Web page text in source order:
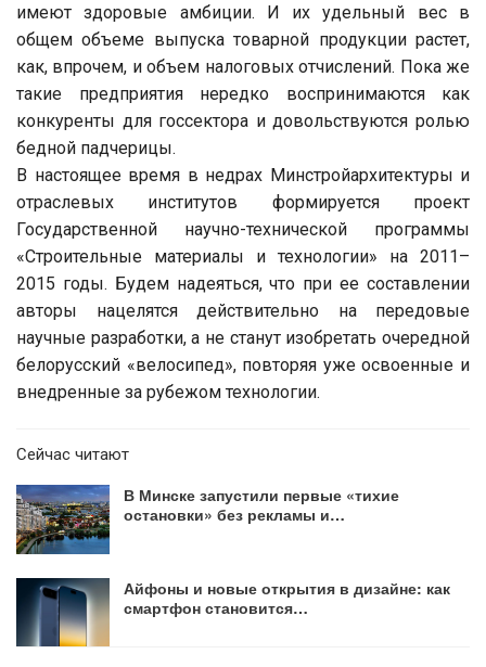
имеют здоровые амбиции. И их удельный вес в
общем объеме выпуска товарной продукции растет,
как, впрочем, и объем налоговых отчислений. Пока же
такие предприятия нередко воспринимаются как
конкуренты для госсектора и довольствуются ролью
бедной падчерицы.
В настоящее время в недрах Минстройархитектуры и
отраслевых институтов формируется проект
Государственной научно-технической программы
«Строительные материалы и технологии» на 2011–
2015 годы. Будем надеяться, что при ее составлении
авторы нацелятся действительно на передовые
научные разработки, а не станут изобретать очередной
белорусский «велосипед», повторяя уже освоенные и
внедренные за рубежом технологии.
Сейчас читают
В Минске запустили первые «тихие
остановки» без рекламы и…
Айфоны и новые открытия в дизайне: как
смартфон становится…